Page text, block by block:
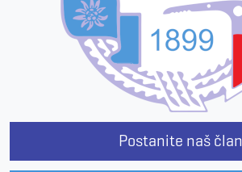
Postanite naš član